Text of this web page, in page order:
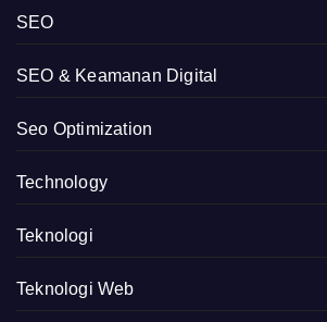
SEO
SEO & Keamanan Digital
Seo Optimization
Technology
Teknologi
Teknologi Web